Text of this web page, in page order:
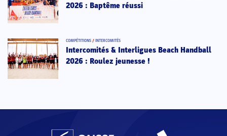
2026 : Baptême réussi
COMPÉTITIONS / INTERCOMITÉS
Intercomités & Interligues Beach Handball
2026 : Roulez jeunesse !